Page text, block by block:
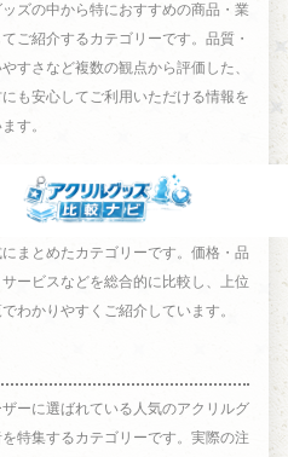
ズの中から特におすすめの商品・業
ご紹介するカテゴリーです。品質・
すさなど複数の観点から評価した、
も安心してご利用いただける情報を
す。
ング
ッズの業者・商品を独自の基準でラン
まとめたカテゴリーです。価格・品
ービスなどを総合的に比較し、上位
わかりやすくご紹介しています。
ーに選ばれている人気のアクリルグ
を特集するカテゴリーです。実際の注